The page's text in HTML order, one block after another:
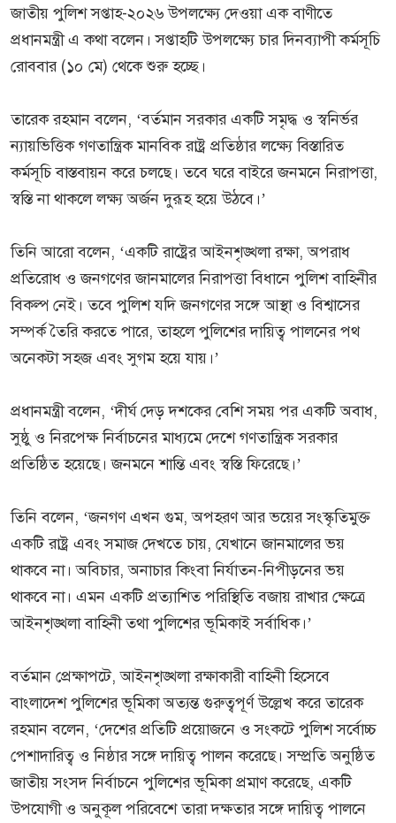
জাতীয় পুলিশ সপ্তাহ-২০২৬ উপলক্ষ্যে দেওয়া এক বাণীতে
প্রধানমন্ত্রী এ কথা বলেন। সপ্তাহটি উপলক্ষ্যে চার দিনব্যাপী কর্মসূচি
রোববার (১০ মে) থেকে শুরু হচ্ছে।
তারেক রহমান বলেন, ‘বর্তমান সরকার একটি সমৃদ্ধ ও স্বনির্ভর
ন্যায়ভিত্তিক গণতান্ত্রিক মানবিক রাষ্ট্র প্রতিষ্ঠার লক্ষ্যে বিস্তারিত
কর্মসূচি বাস্তবায়ন করে চলছে। তবে ঘরে বাইরে জনমনে নিরাপত্তা,
স্বস্তি না থাকলে লক্ষ্য অর্জন দুরূহ হয়ে উঠবে।’
তিনি আরো বলেন, ‘একটি রাষ্ট্রের আইনশৃঙ্খলা রক্ষা, অপরাধ
প্রতিরোধ ও জনগণের জানমালের নিরাপত্তা বিধানে পুলিশ বাহিনীর
বিকল্প নেই। তবে পুলিশ যদি জনগণের সঙ্গে আস্থা ও বিশ্বাসের
সম্পর্ক তৈরি করতে পারে, তাহলে পুলিশের দায়িত্ব পালনের পথ
অনেকটা সহজ এবং সুগম হয়ে যায়।’
প্রধানমন্ত্রী বলেন, ‘দীর্ঘ দেড় দশকের বেশি সময় পর একটি অবাধ,
সুষ্ঠু ও নিরপেক্ষ নির্বাচনের মাধ্যমে দেশে গণতান্ত্রিক সরকার
প্রতিষ্ঠিত হয়েছে। জনমনে শান্তি এবং স্বস্তি ফিরেছে।’
তিনি বলেন, ‘জনগণ এখন গুম, অপহরণ আর ভয়ের সংস্কৃতিমুক্ত
একটি রাষ্ট্র এবং সমাজ দেখতে চায়, যেখানে জানমালের ভয়
থাকবে না। অবিচার, অনাচার কিংবা নির্যাতন-নিপীড়নের ভয়
থাকবে না। এমন একটি প্রত্যাশিত পরিস্থিতি বজায় রাখার ক্ষেত্রে
আইনশৃঙ্খলা বাহিনী তথা পুলিশের ভূমিকাই সর্বাধিক।’
বর্তমান প্রেক্ষাপটে, আইনশৃঙ্খলা রক্ষাকারী বাহিনী হিসেবে
বাংলাদেশ পুলিশের ভূমিকা অত্যন্ত গুরুত্বপূর্ণ উল্লেখ করে তারেক
রহমান বলেন, ‘দেশের প্রতিটি প্রয়োজনে ও সংকটে পুলিশ সর্বোচ্চ
পেশাদারিত্ব ও নিষ্ঠার সঙ্গে দায়িত্ব পালন করেছে। সম্প্রতি অনুষ্ঠিত
জাতীয় সংসদ নির্বাচনে পুলিশের ভূমিকা প্রমাণ করেছে, একটি
উপযোগী ও অনুকূল পরিবেশে তারা দক্ষতার সঙ্গে দায়িত্ব পালনে